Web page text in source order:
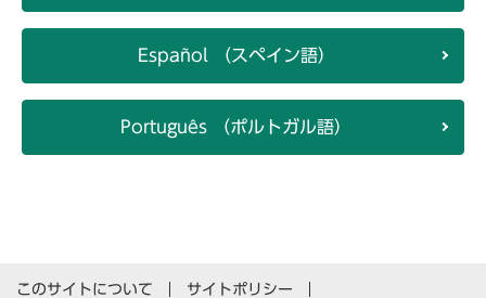
Español （スペイン語）
Português （ポルトガル語）
このサイトについて
サイトポリシー